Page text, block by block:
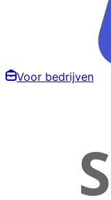
Voor bedrijven